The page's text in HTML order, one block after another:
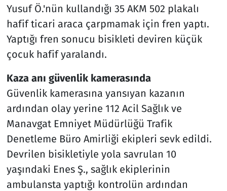
Yusuf Ö.'nün kullandığı 35 AKM 502 plakalı
hafif ticari araca çarpmamak için fren yaptı.
Yaptığı fren sonucu bisikleti deviren küçük
çocuk hafif yaralandı.
Kaza anı güvenlik kamerasında
Güvenlik kamerasına yansıyan kazanın
ardından olay yerine 112 Acil Sağlık ve
Manavgat Emniyet Müdürlüğü Trafik
Denetleme Büro Amirliği ekipleri sevk edildi.
Devrilen bisikletiyle yola savrulan 10
yaşındaki Enes Ş., sağlık ekiplerinin
ambulansta yaptığı kontrolün ardından